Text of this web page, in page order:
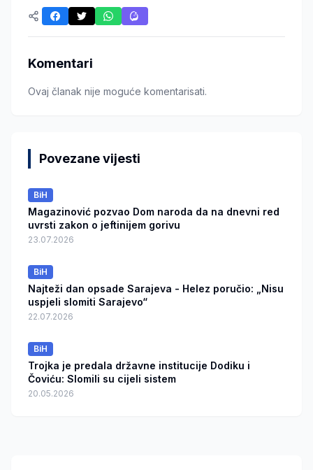
Komentari
Ovaj članak nije moguće komentarisati.
Povezane vijesti
BiH
Magazinović pozvao Dom naroda da na dnevni red
uvrsti zakon o jeftinijem gorivu
23.07.2026
BiH
Najteži dan opsade Sarajeva - Helez poručio: „Nisu
uspjeli slomiti Sarajevo“
22.07.2026
BiH
Trojka je predala državne institucije Dodiku i
Čoviću: Slomili su cijeli sistem
20.05.2026